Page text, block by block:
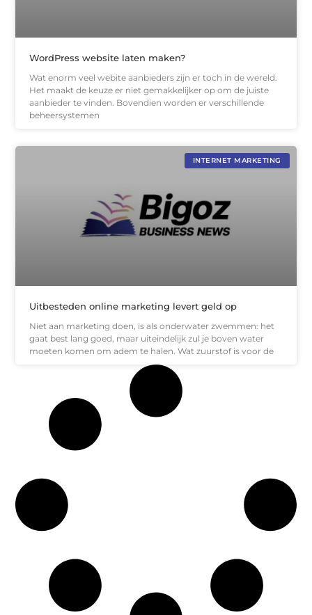
WordPress website laten maken?
Wat enorm veel webite aanbieders zijn er toch in de wereld.
Het maakt de keuze er niet gemakkelijker op om de juiste
aanbieder te vinden. Bovendien worden er verschillende
beheersystemen
INTERNET MARKETING
Uitbesteden online marketing levert geld op
Niet aan marketing doen, is als onderwater zwemmen: het
gaat best lang goed, maar uiteindelijk zul je boven water
moeten komen om adem te halen. Wat zuurstof is voor de